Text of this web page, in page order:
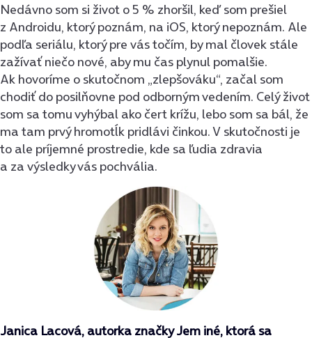
Nedávno som si život o 5 % zhoršil, keď som prešiel
z Androidu, ktorý poznám, na iOS, ktorý nepoznám. Ale
podľa seriálu, ktorý pre vás točím, by mal človek stále
zažívať niečo nové, aby mu čas plynul pomalšie.
Ak hovoríme o skutočnom „zlepšováku“, začal som
chodiť do posilňovne pod odborným vedením. Celý život
som sa tomu vyhýbal ako čert krížu, lebo som sa bál, že
ma tam prvý hromotĺk pridlávi činkou. V skutočnosti je
to ale príjemné prostredie, kde sa ľudia zdravia
a za výsledky vás pochvália.
Janica Lacová, autorka značky Jem iné, ktorá sa